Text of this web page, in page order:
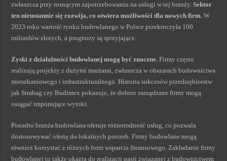
zwłaszcza przy rosnącym zapotrzebowaniu na usługi w tej branży.Sektor
ten nieustannie się rozwija, co otwiera możliwości dla nowych firm. W
2023 roku wartość rynku budowlanego w Polsce przekroczyła 100
miliardów złotych, a prognozy są sprzyjające.
Zyski z działalności budowlanej mogą być znaczne. Firmy często
realizują projekty z dużymi marżami, zwłaszcza w obszarach budownictwa
mieszkaniowego i infrastrukturalnego. Historia sukcesów przedsiębiorstw
jak Strabag czy Budimex pokazuje, że dobrze zarządzane firmy mogą
osiągać imponujące wyniki.
Ponadto branża budowlana oferuje różnorodność usług, co pozwala
dostosowywać ofertę do lokalnych potrzeb. Firmy budowlane mogą
również korzystać z różnych form wsparcia finansowego. Zakładanie firmy
budowlanej to także okazja do realizacji pasji związanej z budownictwem